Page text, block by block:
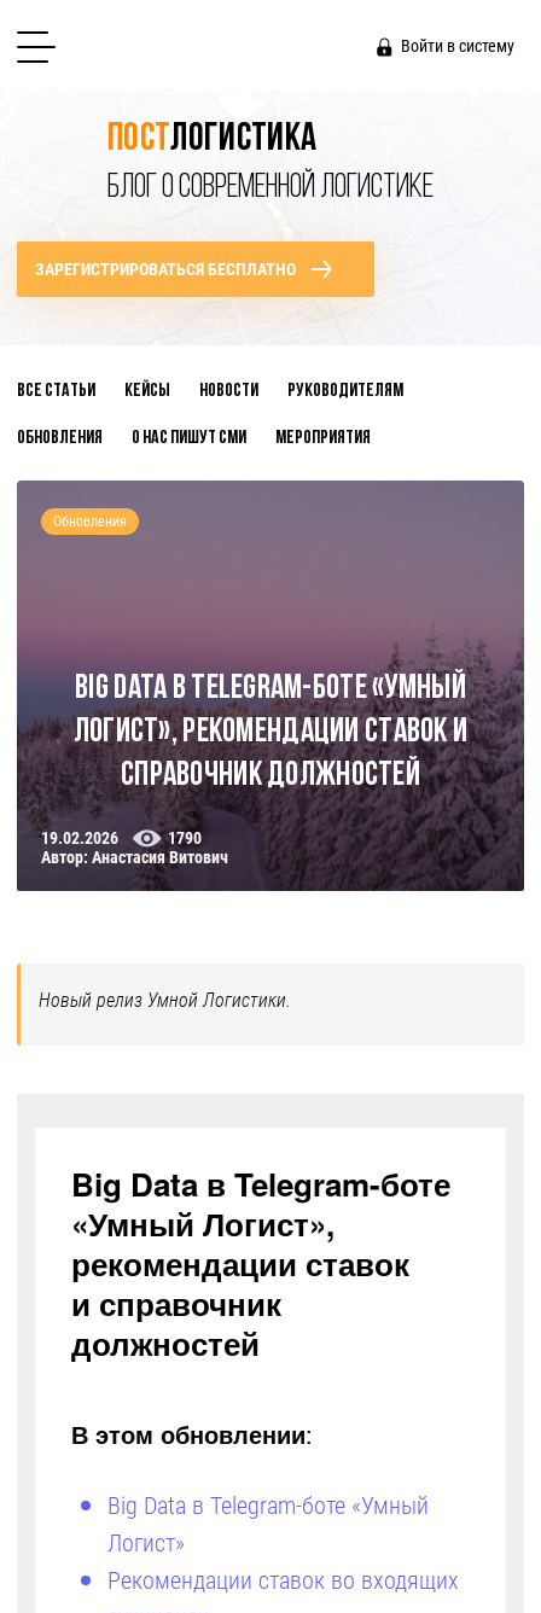
Войти в систему
Постлогистика
БЛОГ О СОВРЕМЕННОЙ ЛОГИСТИКЕ
ЗАРЕГИСТРИРОВАТЬСЯ БЕСПЛАТНО
Все статьи Кейсы Новости Руководителям
Обновления О нас пишут СМИ Мероприятия
Обновления
Big Data в Telegram-боте «Умный
Логист», рекомендации ставок и
справочник должностей
19.02.2026
1790
Автор: Анастасия Витович
Новый релиз Умной Логистики.
Big Data в Telegram-боте
«Умный Логист»,
рекомендации ставок
и справочник
должностей
В этом обновлении:
Big Data в Telegram-боте «Умный
Логист»
Рекомендации ставок во входящих